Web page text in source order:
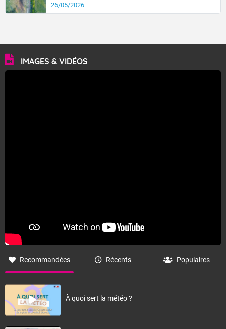
26/05/2026
IMAGES & VIDÉOS
Recommandées Récents Populaires
À quoi sert la météo ?